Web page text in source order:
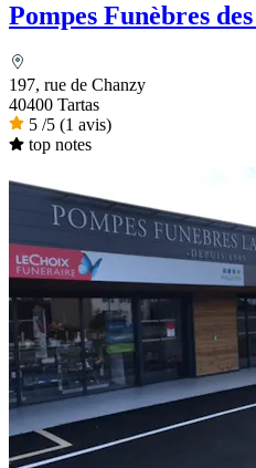
Pompes Funèbres
197, rue de Chanzy
40400 Tartas
5 /5 (1 avis)
top notes